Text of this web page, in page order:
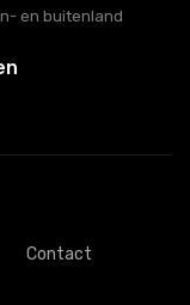
en buitenland
Contact